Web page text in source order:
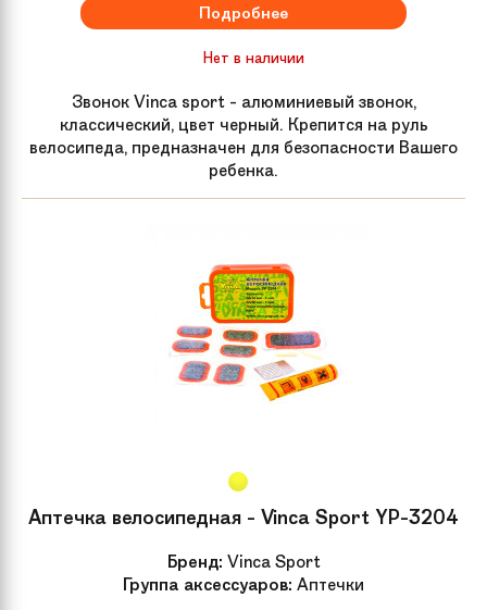
Материал рамы Сталь
Артикул
производителя
52022
Ручной
Подробнее
Нет в наличии
Звонок Vinca sport - алюминиевый звонок,
классический, цвет черный. Крепится на руль
велосипеда, предназначен для безопасности Вашего
ребенка.
Аптечка велосипедная - Vinca Sport YP-3204
Бренд: Vinca Sport
Группа аксессуаров: Аптечки